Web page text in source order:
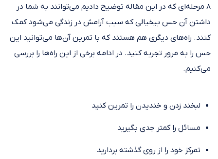
۸ مرحله‌ای که در این مقاله توضیح دادیم می‌توانند به شما در
داشتن آن حس بیخیالی که سبب آرامش در زندگی می‌شود کمک
کنند. راه‌های دیگری هم هستند که با تمرین آن‌ها می‌توانید این
حس را به مرور تجربه کنید. در ادامه برخی از این راه‌ها را بررسی
می‌کنیم.
لبخند زدن و خندیدن را تمرین کنید
مسائل را کمتر جدی بگیرید
تمرکز خود را از روی گذشته بردارید